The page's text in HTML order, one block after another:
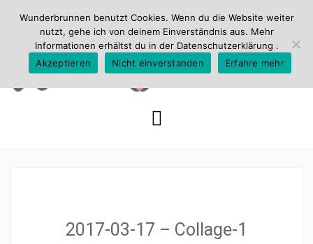
2017-03-17 – Collage-1
Wunderbrunnen benutzt Cookies. Wenn du die Website weiter
nutzt, gehe ich von deinem Einverständnis aus. Mehr
Informationen erhältst du in der Datenschutzerklärung .
Akzeptieren
Nicht einverstanden Erfahre mehr